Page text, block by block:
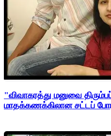
"விவாகரத்து மனுவை
மாதக்கணக்கிலான சட்டப்